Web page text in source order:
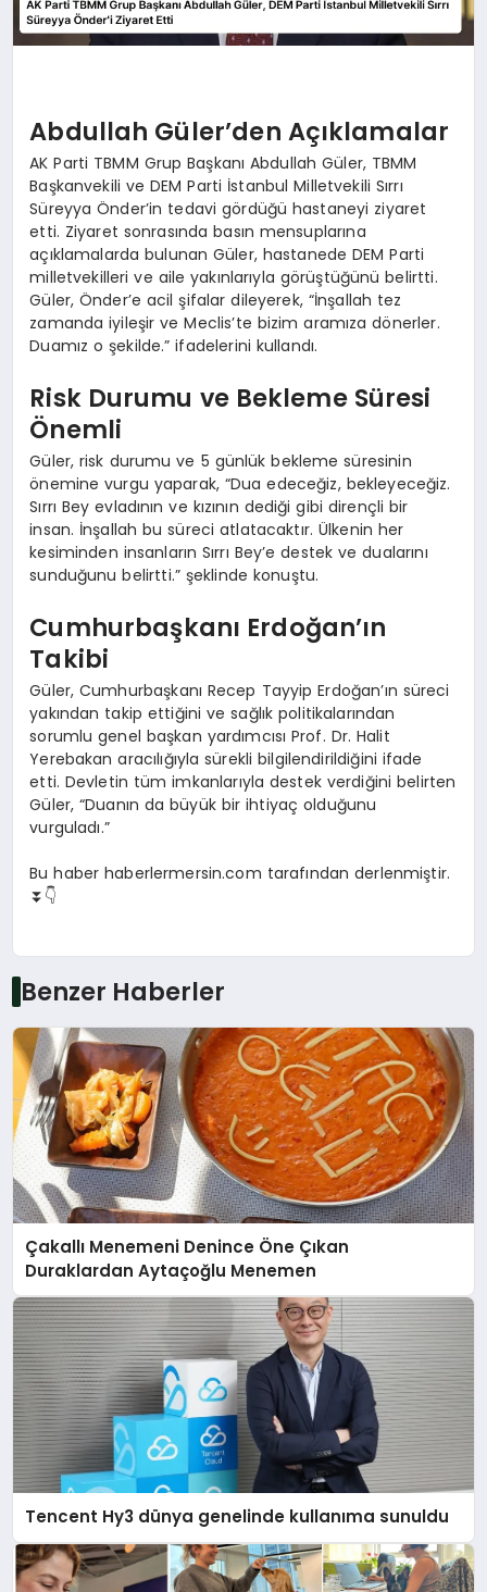
Abdullah Güler’den Açıklamalar
AK Parti TBMM Grup Başkanı Abdullah Güler, TBMM
Başkanvekili ve DEM Parti İstanbul Milletvekili Sırrı
Süreyya Önder’in tedavi gördüğü hastaneyi ziyaret
etti. Ziyaret sonrasında basın mensuplarına
açıklamalarda bulunan Güler, hastanede DEM Parti
milletvekilleri ve aile yakınlarıyla görüştüğünü belirtti.
Güler, Önder’e acil şifalar dileyerek, “İnşallah tez
zamanda iyileşir ve Meclis’te bizim aramıza dönerler.
Duamız o şekilde.” ifadelerini kullandı.
Risk Durumu ve Bekleme Süresi
Önemli
Güler, risk durumu ve 5 günlük bekleme süresinin
önemine vurgu yaparak, “Dua edeceğiz, bekleyeceğiz.
Sırrı Bey evladının ve kızının dediği gibi dirençli bir
insan. İnşallah bu süreci atlatacaktır. Ülkenin her
kesiminden insanların Sırrı Bey’e destek ve dualarını
sunduğunu belirtti.” şeklinde konuştu.
Cumhurbaşkanı Erdoğan’ın
Takibi
Güler, Cumhurbaşkanı Recep Tayyip Erdoğan’ın süreci
yakından takip ettiğini ve sağlık politikalarından
sorumlu genel başkan yardımcısı Prof. Dr. Halit
Yerebakan aracılığıyla sürekli bilgilendirildiğini ifade
etti. Devletin tüm imkanlarıyla destek verdiğini belirten
Güler, “Duanın da büyük bir ihtiyaç olduğunu
vurguladı.”
Bu haber haberlermersin.com tarafından derlenmiştir.
⏬👇
Benzer Haberler
Çakallı Menemeni Denince Öne Çıkan
Duraklardan Aytaçoğlu Menemen
Tencent Hy3 dünya genelinde kullanıma sunuldu